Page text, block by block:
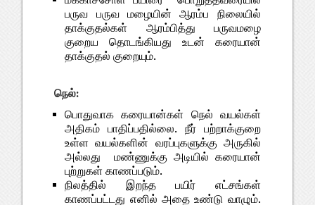
பருவ பருவ மழையின் ஆரம்ப நிலையில்
தாக்குதல்கள் ஆரம்பித்து பருவமழை
குறைய தொடங்கியது உடன் கரையான்
தாக்குதல் குறையும்.
நெல்:
பொதுவாக கரையான்கள் நெல் வயல்கள்
அதிகம் பாதிப்பதில்லை. நீர் பற்றாக்குறை
உள்ள வயல்களின் வரப்புகளுக்கு அருகில்
அல்லது மண்ணுக்கு அடியில் கரையான்
புற்றுகள் காணப்படும்.
நிலத்தில் இறந்த பயிர் எட்சங்கள்
காணப்பட்டது எனில் அதை உண்டு வாழும்.